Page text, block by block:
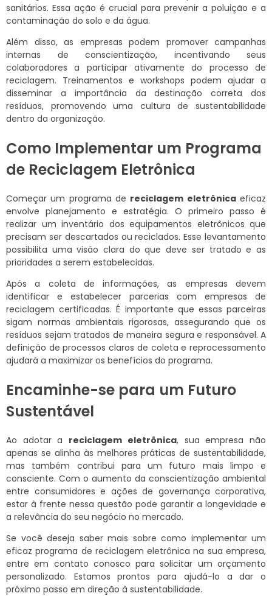
sanitários. Essa ação é crucial para prevenir a poluição e a
contaminação do solo e da água.
Além disso, as empresas podem promover campanhas
internas de conscientização, incentivando seus
colaboradores a participar ativamente do processo de
reciclagem. Treinamentos e workshops podem ajudar a
disseminar a importância da destinação correta dos
resíduos, promovendo uma cultura de sustentabilidade
dentro da organização.
Como Implementar um Programa
de Reciclagem Eletrônica
Começar um programa de reciclagem eletrônicaeficaz
envolve planejamento e estratégia. O primeiro passo é
realizar um inventário dos equipamentos eletrônicos que
precisam ser descartados ou reciclados. Esse levantamento
possibilita uma visão clara do que deve ser tratado e as
prioridades a serem estabelecidas.
Após a coleta de informações, as empresas devem
identificar e estabelecer parcerias com empresas de
reciclagem certificadas. É importante que essas parceiras
sigam normas ambientais rigorosas, assegurando que os
resíduos sejam tratados de maneira segura e responsável. A
definição de processos claros de coleta e reprocessamento
ajudará a maximizar os benefícios do programa.
Encaminhe-se para um Futuro
Sustentável
Ao adotar a reciclagem eletrônica, sua empresa não
apenas se alinha às melhores práticas de sustentabilidade,
mas também contribui para um futuro mais limpo e
consciente. Com o aumento da conscientização ambiental
entre consumidores e ações de governança corporativa,
estar à frente nessa questão pode garantir a longevidade e
a relevância do seu negócio no mercado.
Se você deseja saber mais sobre como implementar um
eficaz programa de reciclagem eletrônica na sua empresa,
entre em contato conosco para solicitar um orçamento
personalizado. Estamos prontos para ajudá-lo a dar o
próximo passo em direção à sustentabilidade.